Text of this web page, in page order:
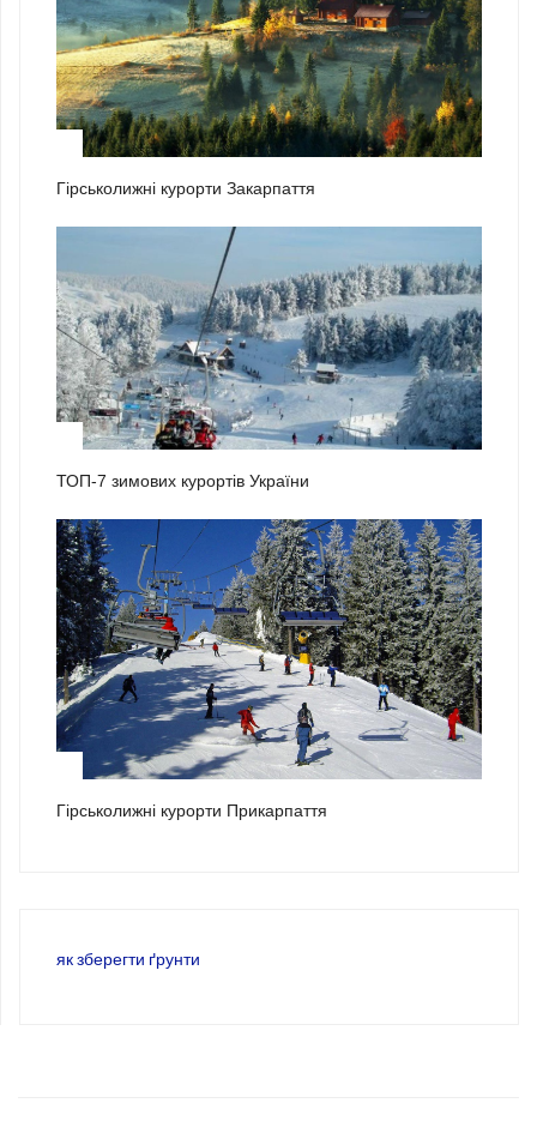
Гірськолижні курорти Закарпаття
ТОП-7 зимових курортів України
Гірськолижні курорти Прикарпаття
як зберегти ґрунти